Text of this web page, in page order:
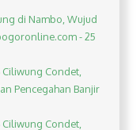
di Nambo, Wujud
- 25
Ciliwung Condet,
Pencegahan Banjir
Ciliwung Condet,